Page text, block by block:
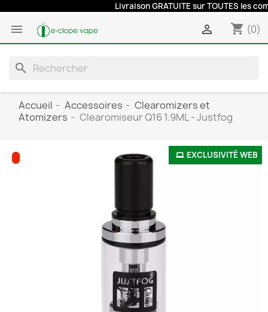
Livraison GRATUITE sur TOUTES les
 shopping_cart (0)

search
Accueil Accessoires
Clearomizers et
Atomizers
Clearomiseur Q16 1.9ML - Justfog
EXCLUSIVITÉ WEB